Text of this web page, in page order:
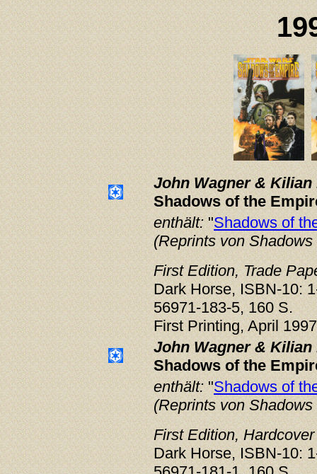
John Wagner &
Shadows of the
enthält:"Shadows of
(Reprints von
First Edition, Trade
Dark Horse, ISBN-10:
56971-183-5, 160 S.
First Printing, April
John Wagner &
Shadows of the
enthält:"Shadows of
(Reprints von
First Edition,
Dark Horse, ISBN-10: